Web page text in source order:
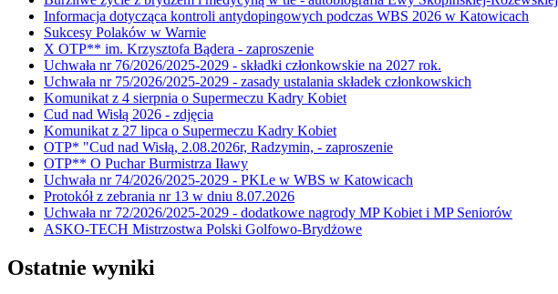
Informacja dotycząca kontroli antydopingowych podczas WBS 2026 w Katowicach
Sukcesy Polaków w Warnie
X OTP** im. Krzysztofa Bądera - zaproszenie
Uchwała nr 76/2026/2025-2029 - składki członkowskie na 2027 rok.
Uchwała nr 75/2026/2025-2029 - zasady ustalania składek członkowskich
Komunikat z 4 sierpnia o Supermeczu Kadry Kobiet
Cud nad Wisłą 2026 - zdjęcia
Komunikat z 27 lipca o Supermeczu Kadry Kobiet
OTP* "Cud nad Wisłą, 2.08.2026r, Radzymin, - zaproszenie
OTP** O Puchar Burmistrza Iławy
Uchwała nr 74/2026/2025-2029 - PKLe w WBS w Katowicach
Protokół z zebrania nr 13 w dniu 8.07.2026
Uchwała nr 72/2026/2025-2029 - dodatkowe nagrody MP Kobiet i MP Seniorów
ASKO-TECH Mistrzostwa Polski Golfowo-Brydżowe
Ostatnie wyniki